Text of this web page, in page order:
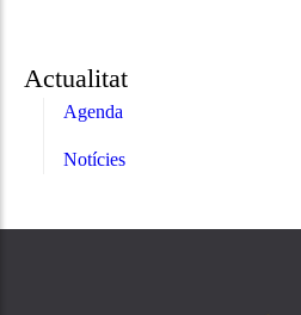
Actualitat
Agenda
Notícies